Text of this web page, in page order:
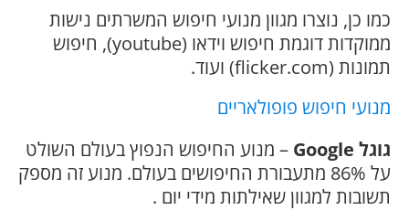
כמו כן, נוצרו מגוון מנועי חיפוש המשרתים נישות
ממוקדות דוגמת חיפוש וידאו (youtube), חיפוש
תמונות (flicker.com) ועוד.
מנועי חיפוש פופולאריים
גוגל Google
– מנוע החיפוש הנפוץ בעולם השולט
על 86% מתעבורת החיפושים בעולם. מנוע זה מספק
תשובות למגוון שאילתות מידי יום .